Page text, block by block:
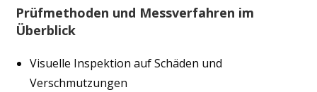
Prüfmethoden und Messverfahren im
Überblick
Visuelle Inspektion auf Schäden und
Verschmutzungen